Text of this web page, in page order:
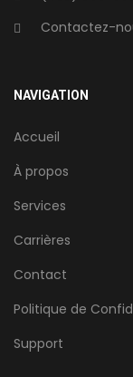
Contactez-
NAVIGATION
Accueil
À propos
Services
Carrières
Contact
Politique de
Support